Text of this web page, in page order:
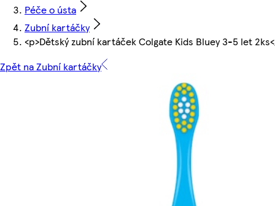
Péče o ústa
Zubní kartáčky
<p>Dětský zubní kartáček Colgate Kids Bluey 3-5 let
Zpět na Zubní kartáčky